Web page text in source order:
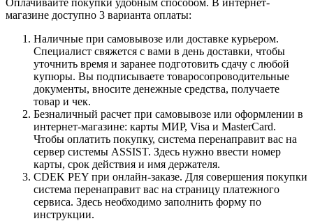
Оплачивайте покупки удобным способом. В интернет-
магазине доступно 3 варианта оплаты:
Наличные при самовывозе или доставке курьером.
Специалист свяжется с вами в день доставки, чтобы
уточнить время и заранее подготовить сдачу с любой
купюры. Вы подписываете товаросопроводительные
документы, вносите денежные средства, получаете
товар и чек.
Безналичный расчет при самовывозе или оформлении в
интернет-магазине: карты МИР, Visa и MasterCard.
Чтобы оплатить покупку, система перенаправит вас на
сервер системы ASSIST. Здесь нужно ввести номер
карты, срок действия и имя держателя.
CDEK PEY при онлайн-заказе. Для совершения покупки
система перенаправит вас на страницу платежного
сервиса. Здесь необходимо заполнить форму по
инструкции.